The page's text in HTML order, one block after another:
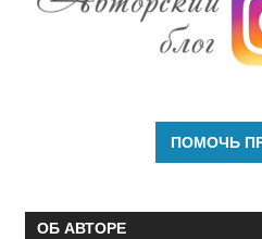
ОБ АВТОРЕ